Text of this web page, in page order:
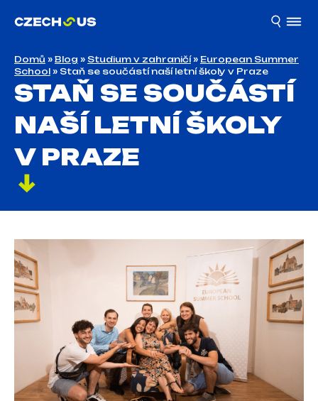
Domů » Blog » Studium v zahraničí» European Summer
School » Staň se součástí naší letní školy v Praze
STAŇ SE SOUČÁSTÍ
NAŠÍ LETNÍ ŠKOLY
V PRAZE